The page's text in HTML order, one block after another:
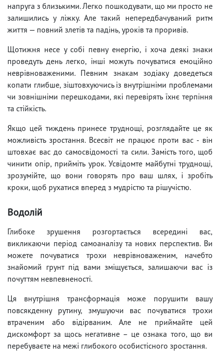
напруга з близькими. Легко пошкодувати, що ми просто не
залишились у ліжку. Але такий непередбачуваний ритм
життя — повний злетів та падінь, уроків та проривів.
Щотижня несе у собі певну енергію, і хоча деякі знаки
проведуть день легко, інші можуть почуватися емоційно
неврівноваженими. Певним знакам зодіаку доведеться
копати глибше, зіштовхуючись із внутрішніми проблемами
чи зовнішніми перешкодами, які перевірять їхнє терпіння
та стійкість.
Якщо цей тиждень принесе труднощі, розглядайте це як
можливість зростання. Всесвіт не працює проти вас - він
штовхає вас до самосвідомості та сили. Замість того, щоб
чинити опір, прийміть урок. Усвідомте майбутні труднощі,
зрозумійте, що вони говорять про ваш шлях, і зробіть
кроки, щоб рухатися вперед з мудрістю та рішучістю.
Водолій
Глибоке зрушення розгортається всередині вас,
викликаючи період самоаналізу та нових перспектив. Ви
можете почуватися трохи неврівноваженим, начебто
знайомий грунт під вами зміщується, залишаючи вас із
почуттям невпевненості.
Ця внутрішня трансформація може порушити вашу
повсякденну рутину, змушуючи вас почуватися трохи
втраченим або відірваним. Але не приймайте цей
дискомфорт за щось негативне – це ознака того, що ви
перебуваєте на межі глибокого особистісного зростання.